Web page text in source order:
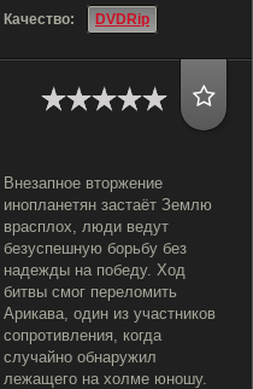
Качество:
DVDRip
Внезапное вторжение
инопланетян застаёт Землю
врасплох, люди ведут
безуспешную борьбу без
надежды на победу. Ход
битвы смог переломить
Арикава, один из участников
сопротивления, когда
случайно обнаружил
лежащего на холме юношу.